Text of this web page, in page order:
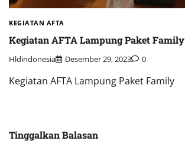
KEGIATAN AFTA
Kegiatan AFTA Lampung Paket Family
Hldindonesia Desember 29, 2023 0
Kegiatan AFTA Lampung Paket Family
Tinggalkan Balasan